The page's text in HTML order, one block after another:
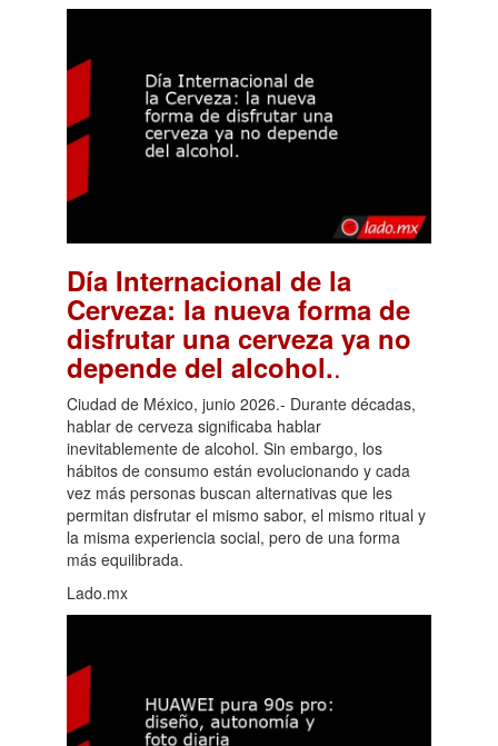
Día Internacional de la
Cerveza: la nueva forma de
disfrutar una cerveza ya no
depende del alcohol..
Ciudad de México, junio 2026.- Durante décadas,
hablar de cerveza significaba hablar
inevitablemente de alcohol. Sin embargo, los
hábitos de consumo están evolucionando y cada
vez más personas buscan alternativas que les
permitan disfrutar el mismo sabor, el mismo ritual y
la misma experiencia social, pero de una forma
más equilibrada.
Lado.mx